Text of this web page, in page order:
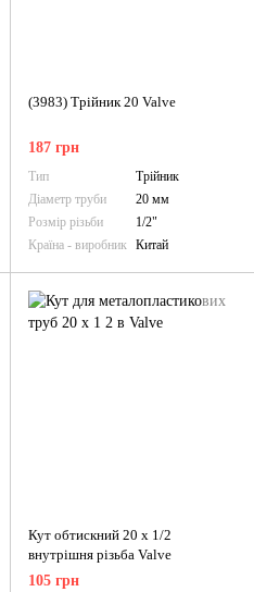
(3983) Трійник 20 Valve
187 грн
Тип
Трійник
Діаметр труби
20 мм
Розмір різьби
1/2"
Країна - виробник Китай
Кут обтискний 20 х 1/2
внутрішня різьба Valve
105 грн